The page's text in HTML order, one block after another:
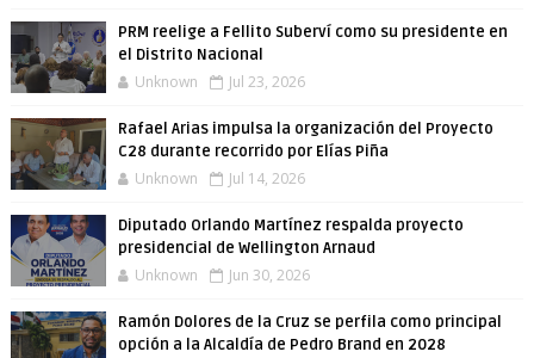
PRM reelige a Fellito Suberví como su presidente en
el Distrito Nacional
Unknown Jul 23, 2026
Rafael Arias impulsa la organización del Proyecto
C28 durante recorrido por Elías Piña
Unknown Jul 14, 2026
Diputado Orlando Martínez respalda proyecto
presidencial de Wellington Arnaud
Unknown Jun 30, 2026
Ramón Dolores de la Cruz se perfila como principal
opción a la Alcaldía de Pedro Brand en 2028